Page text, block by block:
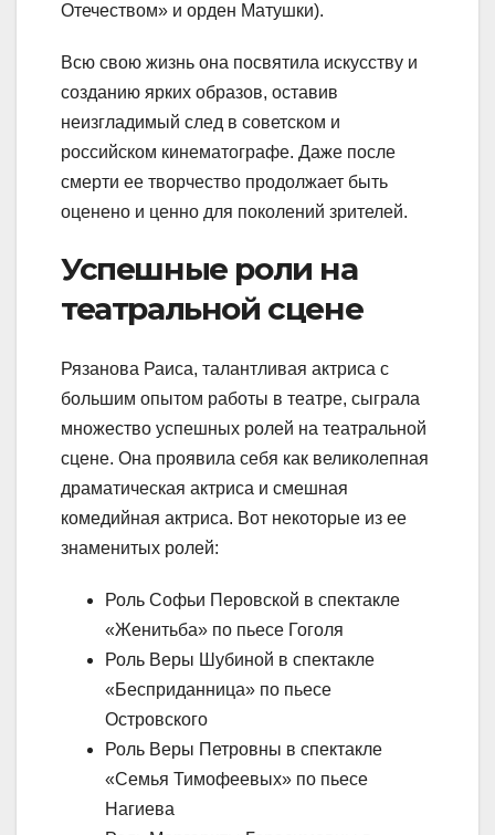
Отечеством» и орден Матушки).
Всю свою жизнь она посвятила искусству и
созданию ярких образов, оставив
неизгладимый след в советском и
российском кинематографе. Даже после
смерти ее творчество продолжает быть
оценено и ценно для поколений зрителей.
Успешные роли на
театральной сцене
Рязанова Раиса, талантливая актриса с
большим опытом работы в театре, сыграла
множество успешных ролей на театральной
сцене. Она проявила себя как великолепная
драматическая актриса и смешная
комедийная актриса. Вот некоторые из ее
знаменитых ролей:
Роль Софьи Перовской в спектакле
«Женитьба» по пьесе Гоголя
Роль Веры Шубиной в спектакле
«Бесприданница» по пьесе
Островского
Роль Веры Петровны в спектакле
«Семья Тимофеевых» по пьесе
Нагиева